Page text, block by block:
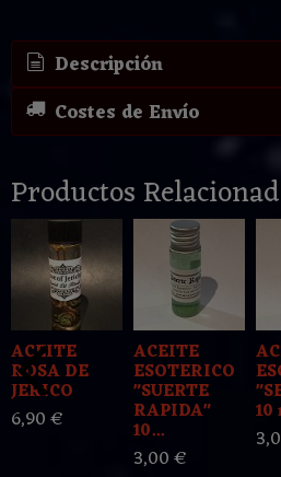
Descripción
Costes de Envío
Productos
ACEITE
ROSA DE
JERICO
6,90 €
ACEITE
ESOTERICO
"SUERTE
RAPIDA"
10...
3,00 €
10